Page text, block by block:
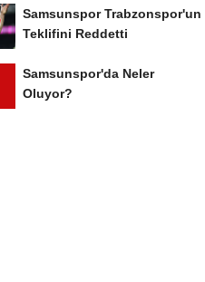
Samsunspor Trabzonspor'un
Teklifini Reddetti
Samsunspor'da Neler
Oluyor?